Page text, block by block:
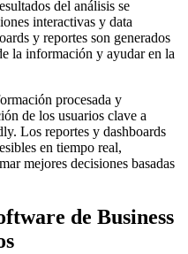
del análisis se
interactivas y data
y reportes son generados
la información y ayudar en la
procesada y
de los usuarios clave a
Los reportes y dashboards
en tiempo real,
mejores decisiones basadas
de Business